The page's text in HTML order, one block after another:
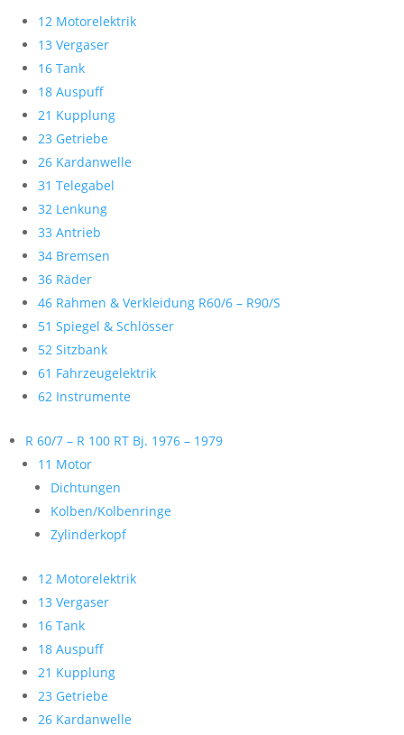
12 Motorelektrik
13 Vergaser
16 Tank
18 Auspuff
21 Kupplung
23 Getriebe
26 Kardanwelle
31 Telegabel
32 Lenkung
33 Antrieb
34 Bremsen
36 Räder
46 Rahmen & Verkleidung R60/6 – R90/S
51 Spiegel & Schlösser
52 Sitzbank
61 Fahrzeugelektrik
62 Instrumente
R 60/7 – R 100 RT Bj. 1976 – 1979
11 Motor
Dichtungen
Kolben/Kolbenringe
Zylinderkopf
12 Motorelektrik
13 Vergaser
16 Tank
18 Auspuff
21 Kupplung
23 Getriebe
26 Kardanwelle